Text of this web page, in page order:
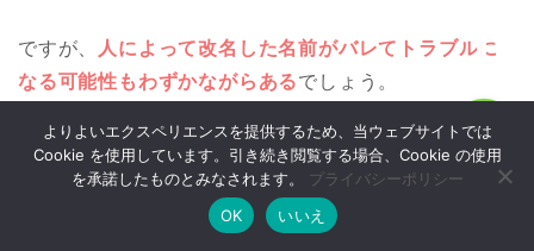
ですが、
人によって改名した名前がバレてトラブルに
なる可能性もわずかながらあるでしょう。
中にはイジメやストーカーなど、名前を変えることで
関係を断ちたい人がいる方もいますよね。
お問い合わせ 改名方法
MENU
よりよいエクスペリエンスを提供するため、当ウェブサイトでは
Cookie を使用しています。引き続き閲覧する場合、Cookie の使用
を承諾したものとみなされます。
プライバシーポリシー
OK
いいえ